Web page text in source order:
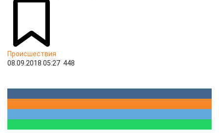
Происшествия
08.09.2018 05:27 448